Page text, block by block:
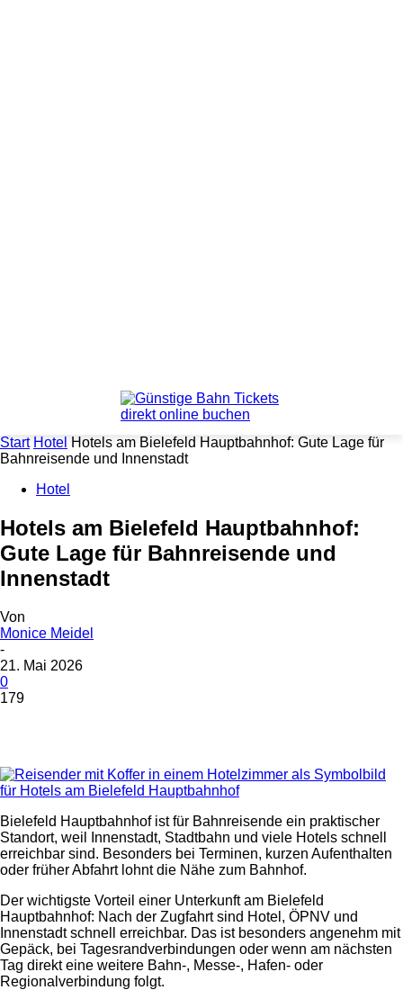
Start Hotel Hotels am Bielefeld Hauptbahnhof: Gute Lage für
Bahnreisende und Innenstadt
Hotel
Hotels am Bielefeld Hauptbahnhof:
Gute Lage für Bahnreisende und
Innenstadt
Von
Monice Meidel
-
21. Mai 2026
0
179
Bielefeld Hauptbahnhof ist für Bahnreisende ein praktischer
Standort, weil Innenstadt, Stadtbahn und viele Hotels schnell
erreichbar sind. Besonders bei Terminen, kurzen Aufenthalten
oder früher Abfahrt lohnt die Nähe zum Bahnhof.
Der wichtigste Vorteil einer Unterkunft am Bielefeld
Hauptbahnhof: Nach der Zugfahrt sind Hotel, ÖPNV und
Innenstadt schnell erreichbar. Das ist besonders angenehm mit
Gepäck, bei Tagesrandverbindungen oder wenn am nächsten
Tag direkt eine weitere Bahn-, Messe-, Hafen- oder
Regionalverbindung folgt.